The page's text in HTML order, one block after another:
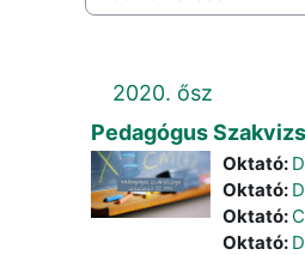
2020. ősz
Pedagógus
Oktató:
Oktató:
Oktató:
Oktató: